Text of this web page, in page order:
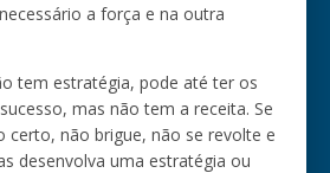
a força e na outra
tem estratégia, pode até ter os
mas não tem a receita. Se
certo, não brigue, não se revolte e
desenvolva uma estratégia ou